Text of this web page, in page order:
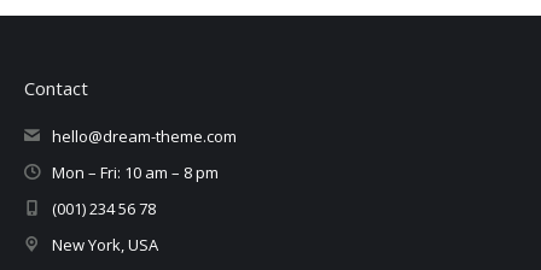
Contact
hello@dream-theme.com
Mon – Fri: 10 am – 8 pm
(001) 234 56 78
New York, USA